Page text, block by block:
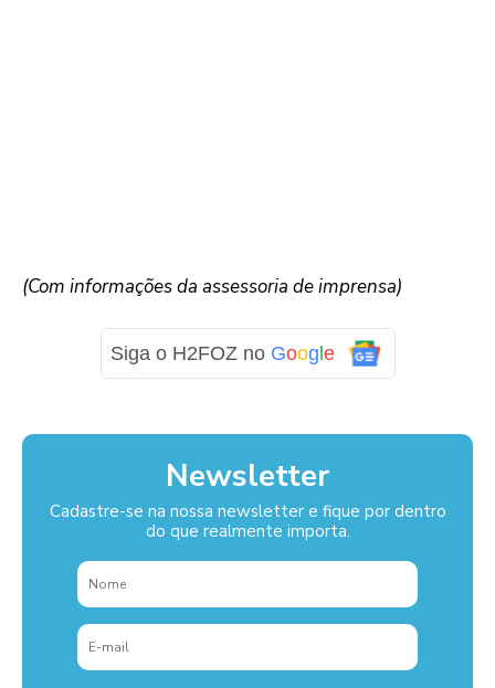
(Com informações da assessoria de imprensa)
Siga o H2FOZ no Google
Newsletter
Cadastre-se na nossa newsletter e fique por dentro
do que realmente importa.